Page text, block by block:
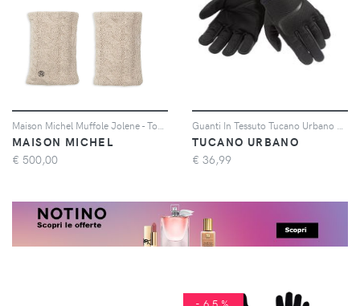
Maison Michel Muffole Jolene - Toni neutri
MAISON MICHEL
€ 500,00
Guanti In Tessuto Tucano Urbano Miky Mesh Nero XS
TUCANO URBANO
€ 36,99
-65%